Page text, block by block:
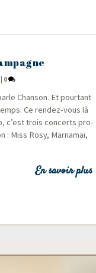
0
Chan­son. Et pour­tant
Ce ren­dez-vous là
c’est trois concerts pro­
: Miss Rosy, Mar­na­maï,
En savoir plus